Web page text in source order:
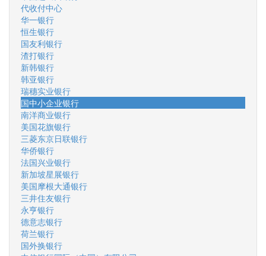
代收付中心
华一银行
恒生银行
国友利银行
渣打银行
新韩银行
韩亚银行
瑞穗实业银行
国中小企业银行
南洋商业银行
美国花旗银行
三菱东京日联银行
华侨银行
法国兴业银行
新加坡星展银行
美国摩根大通银行
三井住友银行
永亨银行
德意志银行
荷兰银行
国外换银行